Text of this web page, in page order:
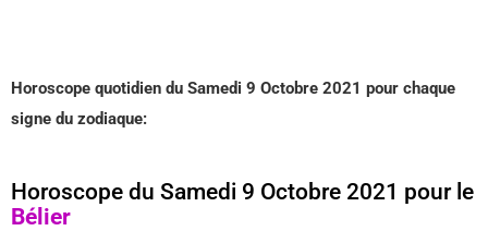
Horoscope quotidien du Samedi 9 Octobre 2021 pour chaque
signe du zodiaque:
Horoscope du Samedi 9 Octobre 2021 pour le
Bélier